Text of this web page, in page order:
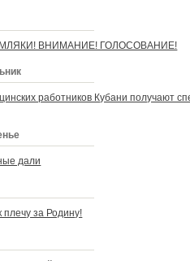
ВНИМАНИЕ! ГОЛОСОВАНИЕ!
работников Кубани получают
дали
плечу за Родину!